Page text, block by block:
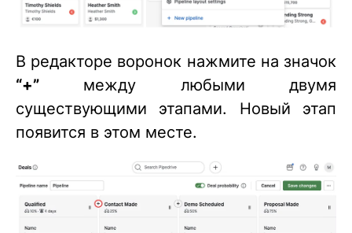
В редакторе воронок нажмите на значок
“+” между любыми двумя
существующими этапами. Новый этап
появится в этом месте.